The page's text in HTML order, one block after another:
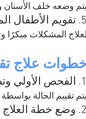
وضعه خلف الأسنان
5. تقويم الأطفال المبكر
لعلاج المشكلات مبكرًا
علاج
1. الفحص الأولي وتصوير الأسنان
تقييم الحالة
2. وضع خطة العلاج